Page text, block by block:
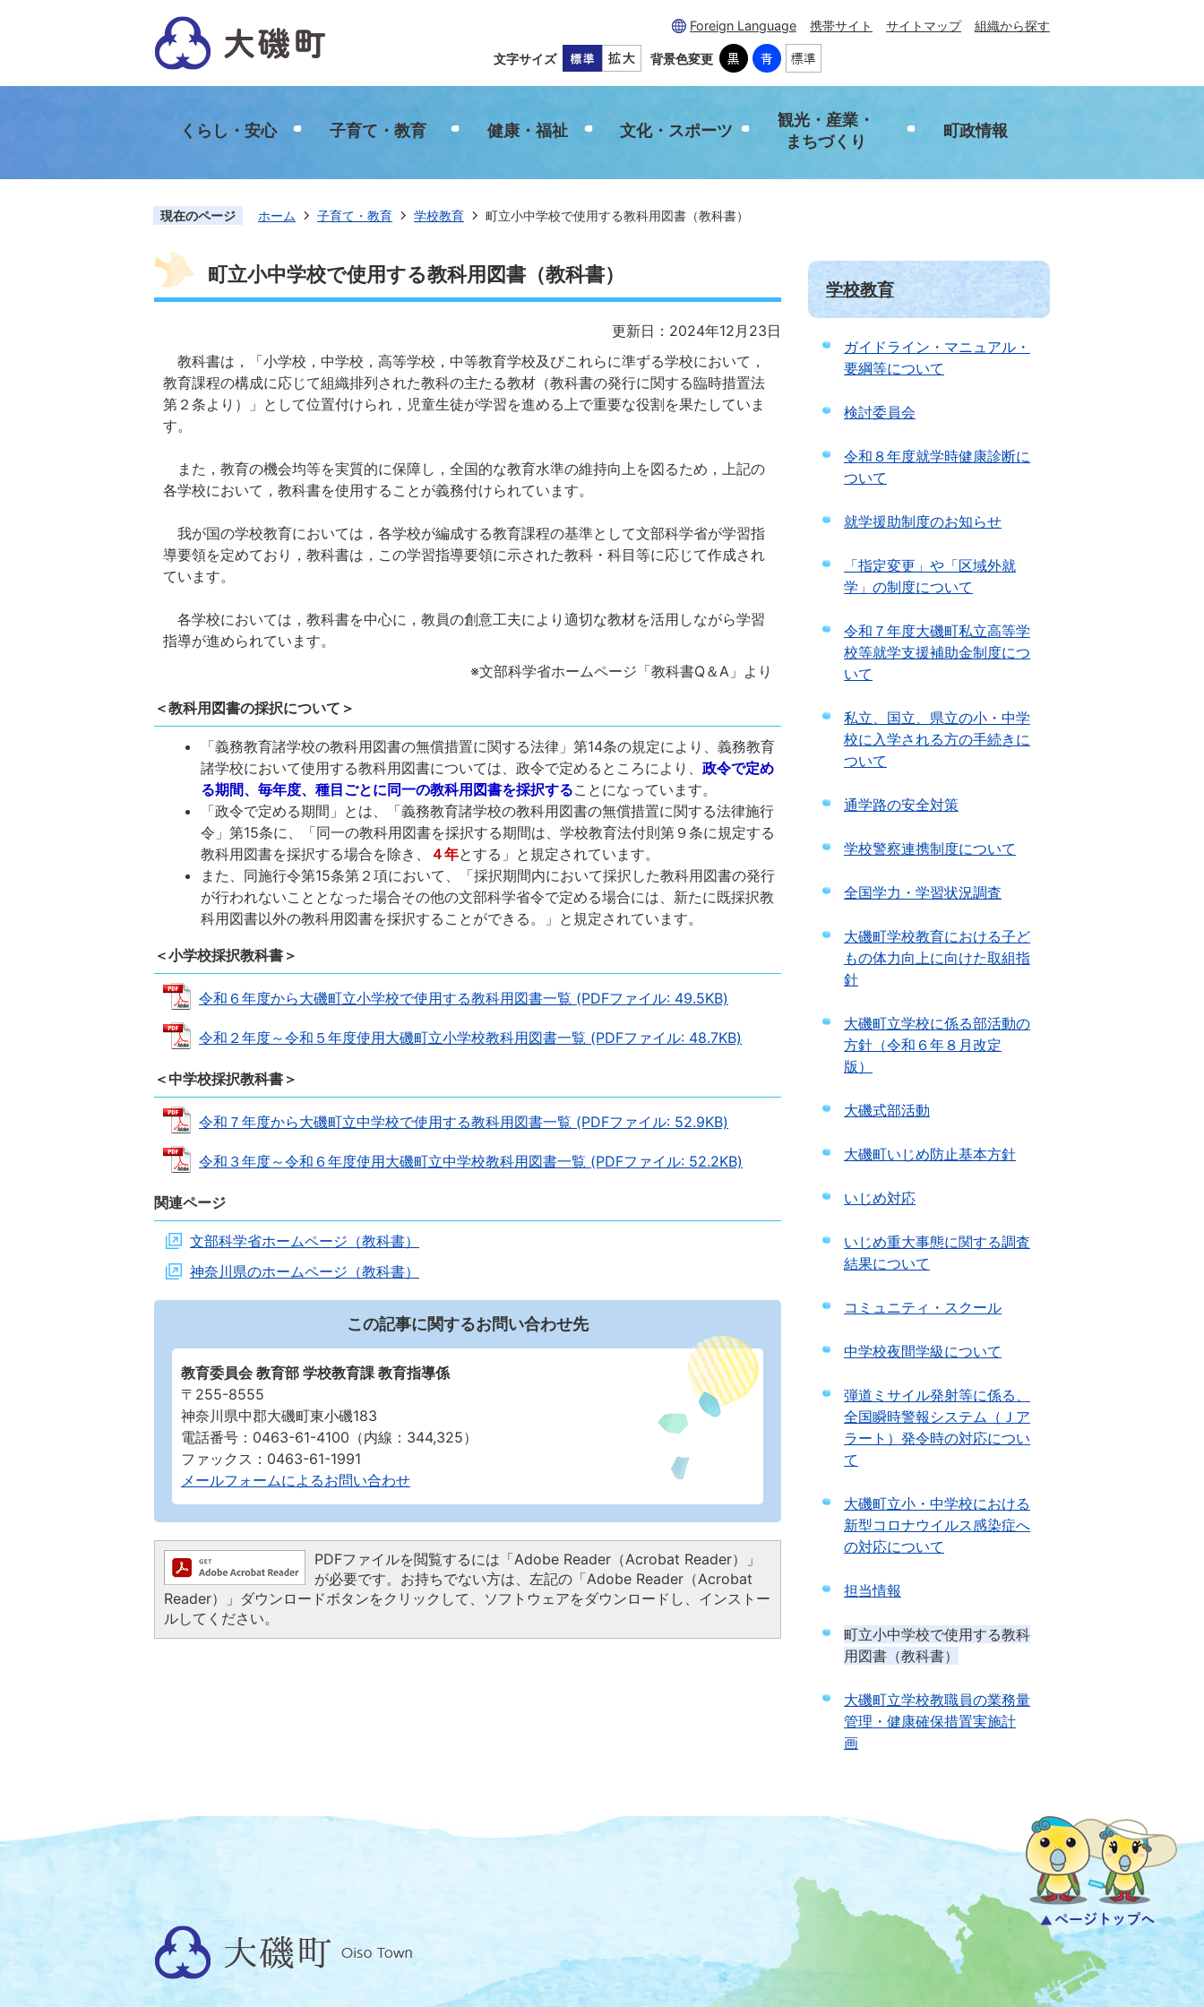
Foreign Language 携帯サイト サイトマップ 組織から探す
文字サイズ 背景色変更
くらし・安心 子育て・教育 健康・福祉 文化・スポーツ
観光・産業・
まちづくり
町政情報
現在のページ ホーム 子育て・教育 学校教育 町立小中学校で使用する教科用図書（教科書）
町立小中学校で使用する教科用図書（教科書）
更新日：2024年12月23日
教科書は，「小学校，中学校，高等学校，中等教育学校及びこれらに準ずる学校において，
教育課程の構成に応じて組織排列された教科の主たる教材（教科書の発行に関する臨時措置法
第２条より）」として位置付けられ，児童生徒が学習を進める上で重要な役割を果たしていま
す。
また，教育の機会均等を実質的に保障し，全国的な教育水準の維持向上を図るため，上記の
各学校において，教科書を使用することが義務付けられています。
我が国の学校教育においては，各学校が編成する教育課程の基準として文部科学省が学習指
導要領を定めており，教科書は，この学習指導要領に示された教科・科目等に応じて作成され
ています。
各学校においては，教科書を中心に，教員の創意工夫により適切な教材を活用しながら学習
指導が進められています。
※文部科学省ホームページ「教科書Q＆A」より
＜教科用図書の採択について＞
「義務教育諸学校の教科用図書の無償措置に関する法律」第14条の規定により、義務教育
諸学校において使用する教科用図書については、政令で定めるところにより、政令で定め
る期間、毎年度、種目ごとに同一の教科用図書を採択することになっています。
「政令で定める期間」とは、「義務教育諸学校の教科用図書の無償措置に関する法律施行
令」第15条に、「同一の教科用図書を採択する期間は、学校教育法付則第９条に規定する
教科用図書を採択する場合を除き、
４年とする」と規定されています。
また、同施行令第15条第２項において、「採択期間内において採択した教科用図書の発行
が行われないこととなった場合その他の文部科学省令で定める場合には、新たに既採択教
科用図書以外の教科用図書を採択することができる。」と規定されています。
＜小学校採択教科書＞
令和６年度から大磯町立小学校で使用する教科用図書一覧 (PDFファイル: 49.5KB)
令和２年度～令和５年度使用大磯町立小学校教科用図書一覧 (PDFファイル: 48.7KB)
＜中学校採択教科書＞
令和７年度から大磯町立中学校で使用する教科用図書一覧 (PDFファイル: 52.9KB)
令和３年度～令和６年度使用大磯町立中学校教科用図書一覧 (PDFファイル: 52.2KB)
関連ページ
文部科学省ホームページ（教科書）
神奈川県のホームページ（教科書）
この記事に関するお問い合わせ先
教育委員会 教育部 学校教育課 教育指導係
〒255-8555
神奈川県中郡大磯町東小磯183
電話番号：0463-61-4100（内線：344,325）
ファックス：0463-61-1991
メールフォームによるお問い合わせ
PDFファイルを閲覧するには「Adobe Reader（Acrobat Reader）」
が必要です。お持ちでない方は、左記の「Adobe Reader（Acrobat
Reader）」ダウンロードボタンをクリックして、ソフトウェアをダウンロードし、インストー
ルしてください。
学校教育
ガイドライン・マニュアル・
要綱等について
検討委員会
令和８年度就学時健康診断に
ついて
就学援助制度のお知らせ
「指定変更」や「区域外就
学」の制度について
令和７年度大磯町私立高等学
校等就学支援補助金制度につ
いて
私立、国立、県立の小・中学
校に入学される方の手続きに
ついて
通学路の安全対策
学校警察連携制度について
全国学力・学習状況調査
大磯町学校教育における子ど
もの体力向上に向けた取組指
針
大磯町立学校に係る部活動の
方針（令和６年８月改定
版）
大磯式部活動
大磯町いじめ防止基本方針
いじめ対応
いじめ重大事態に関する調査
結果について
コミュニティ・スクール
中学校夜間学級について
弾道ミサイル発射等に係る、
全国瞬時警報システム（Ｊア
ラート）発令時の対応につい
て
大磯町立小・中学校における
新型コロナウイルス感染症へ
の対応について
担当情報
町立小中学校で使用する教科
用図書（教科書）
大磯町立学校教職員の業務量
管理・健康確保措置実施計
画
位
置
大
磯